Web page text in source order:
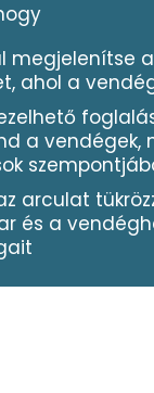
megjelenítse
ahol a
a vendégek,
arculat
és a